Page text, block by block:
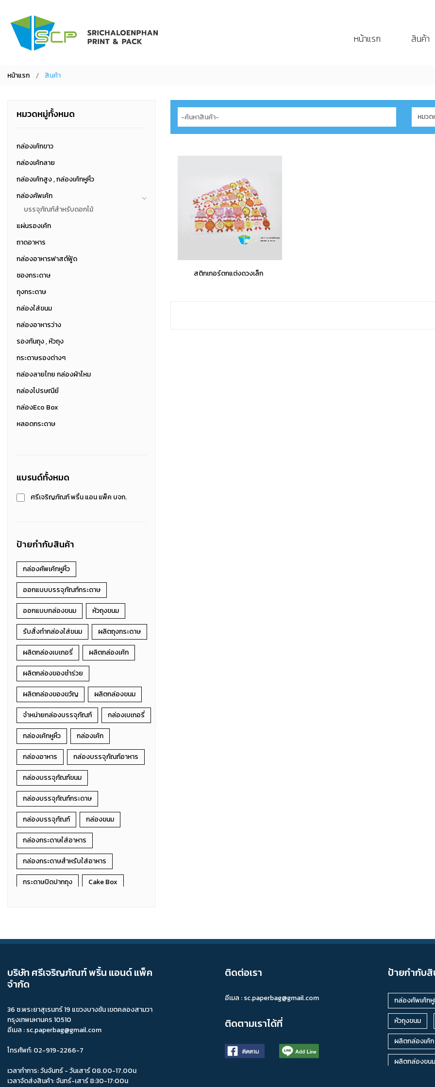
หน้าแรก สินค้า
หน้าแรก สินค้า
สติกเกอร์ตกแต่งดวงเล็ก
หมวดหมู่ทั้งหมด
กล่องเค้กขาว
กล่องเค้กลาย
กล่องเค้กสูง , กล่องเค้กหูหิ้ว
กล่องคัพเค้ก
บรรจุภัณฑ์สำหรับดอกไม้
แผ่นรองเค้ก
ถาดอาหาร
กล่องอาหารฟาสต์ฟู้ด
ซองกระดาษ
ถุงกระดาษ
กล่องใส่ขนม
กล่องอาหารว่าง
รองกันถุง , หัวถุง
กระดาษรองต่างๆ
กล่องลายไทย กล่องผ้าไหม
กล่องไปรษณีย์
กล่องEco Box
หลอดกระดาษ
แบรนด์ทั้งหมด
ศรีเจริญภัณฑ์ พริ้น แอน แพ็ค บจก.
ป้ายกำกับสินค้า
กล่องคัพเค้กหูหิ้ว
ออกแบบบรรจุภัณฑ์กระดาษ
ออกแบบกล่องขนม หัวถุงขนม
รับสั่งทำกล่องใส่ขนม ผลิตถุงกระดาษ
ผลิตกล่องเบเกอรี่ ผลิตกล่องเค้ก
ผลิตกล่องของชำร่วย
ผลิตกล่องของขวัญ ผลิตกล่องขนม
จำหน่ายกล่องบรรจุภัณฑ์ กล่องเบเกอรี่
กล่องเค้กหูหิ้ว กล่องเค้ก
กล่องอาหาร กล่องบรรจุภัณฑ์อาหาร
กล่องบรรจุภัณฑ์ขนม
กล่องบรรจุภัณฑ์กระดาษ
กล่องบรรจุภัณฑ์ กล่องขนม
กล่องกระดาษใส่อาหาร
กล่องกระดาษสำหรับใส่อาหาร
กระดาษปิดปากถุง Cake Box
กล่องเค้ก 5x7 กล่องบราวนี่ใหญ่
กล่องใส่ขนมปัง
กล่องใส่เบเกอรี่
กล่องใส่ทุเรียน กล่องเค้ก 4P
กล่องไปรษณีย์ D กล่องพิซซ่าลูกฟูก
กล่องป็อปคอนใหญ่ (ทรงสี่เหลี่ยมผืนผ้า)
ถ้วย ถ้วยคราฟ ถ้วยกระดาษ
บริษัท ศรีเจริญภัณฑ์ พริ้น แอนด์ แพ็ค
จำกัด
36 ซ.พระยาสุเรนทร์ 19 แขวงบางชัน เขตคลองสามวา
กรุงเทพมหานคร 10510
อีเมล : sc.paperbag@gmail.com
โทรศัพท์: 02-919-2266-7
เวลาทำการ: วันจันทร์ - วันเสาร์ 08.00-17.00น
เวลาจัดส่งสินค้า: จันทร์-เสาร์ 8:30-17:00น
ติดต่อเรา
อีเมล :sc.paperbag@gmail.com
ติดตามเราได้ที่
ป้ายกำกับ
กล่องคัพเค้ก
หัวถุงขนม
ผลิตกล่องเค้ก
ผลิตกล่องขนม